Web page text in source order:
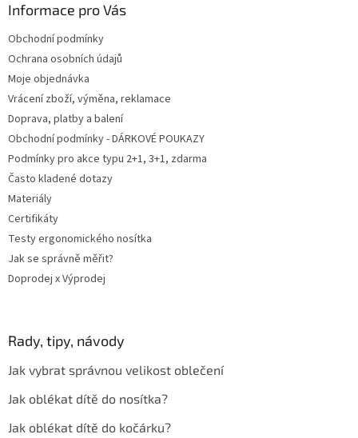
Informace pro Vás
Obchodní podmínky
Ochrana osobních údajů
Moje objednávka
Vrácení zboží, výměna, reklamace
Doprava, platby a balení
Obchodní podmínky - DÁRKOVÉ POUKAZY
Podmínky pro akce typu 2+1, 3+1, zdarma
Často kladené dotazy
Materiály
Certifikáty
Testy ergonomického nosítka
Jak se správně měřit?
Doprodej x Výprodej
Rady, tipy, návody
Jak vybrat správnou velikost oblečení
Jak oblékat dítě do nosítka?
Jak oblékat dítě do kočárku?